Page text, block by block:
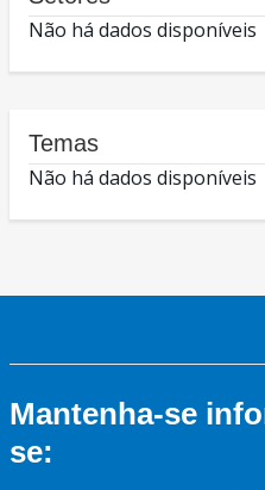
Não há dados disponíveis
Temas
Não há dados disponíveis
Mantenha-se
se: